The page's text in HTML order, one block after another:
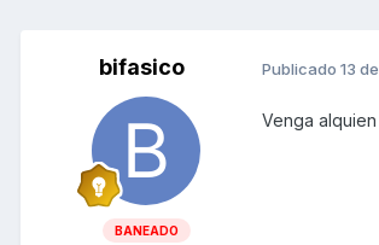
bifasico
BANEADO
Publicado 13
Venga